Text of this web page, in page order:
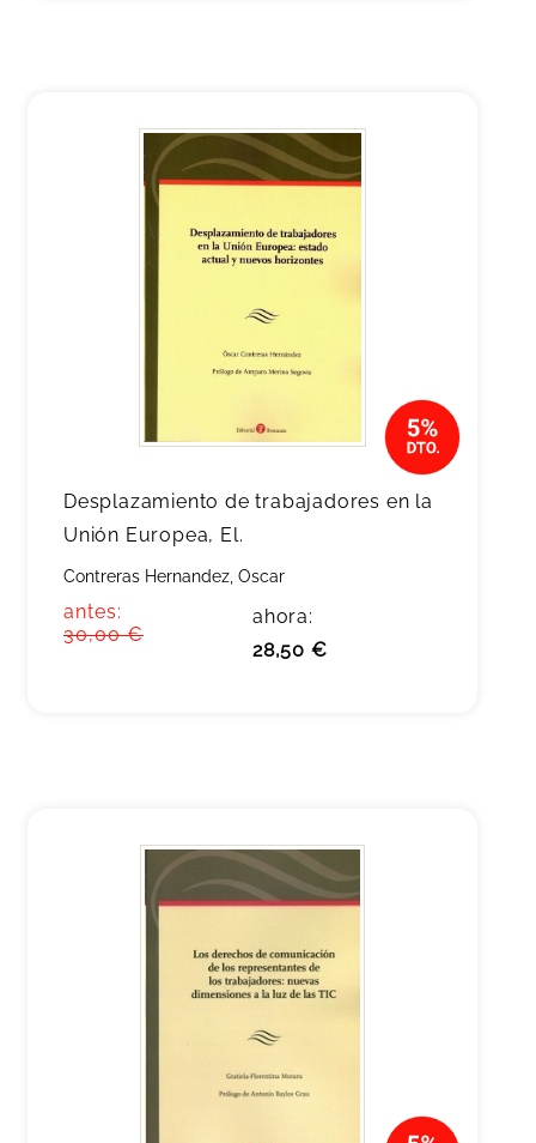
Desplazamiento de trabajadores en la
Unión Europea, El.
Contreras Hernandez, Oscar
antes:
30,00 €
ahora:
28,50 €